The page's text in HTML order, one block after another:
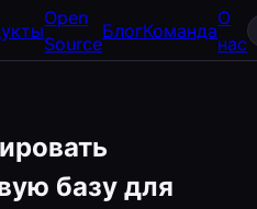
Open
Source
БлогКоманда
О
нас
базу для